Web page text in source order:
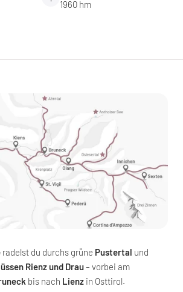
1960 hm
radelst du durchs grüne Pustertal und
Rienz und Drau– vorbei am
bis nach Lienz in Osttirol.